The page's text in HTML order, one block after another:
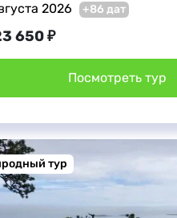
2026 +86 дат
650 ₽
Посмотреть тур
тур